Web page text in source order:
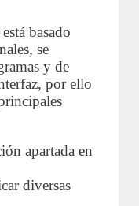
basado
se
y de
por ello
apartada en
diversas